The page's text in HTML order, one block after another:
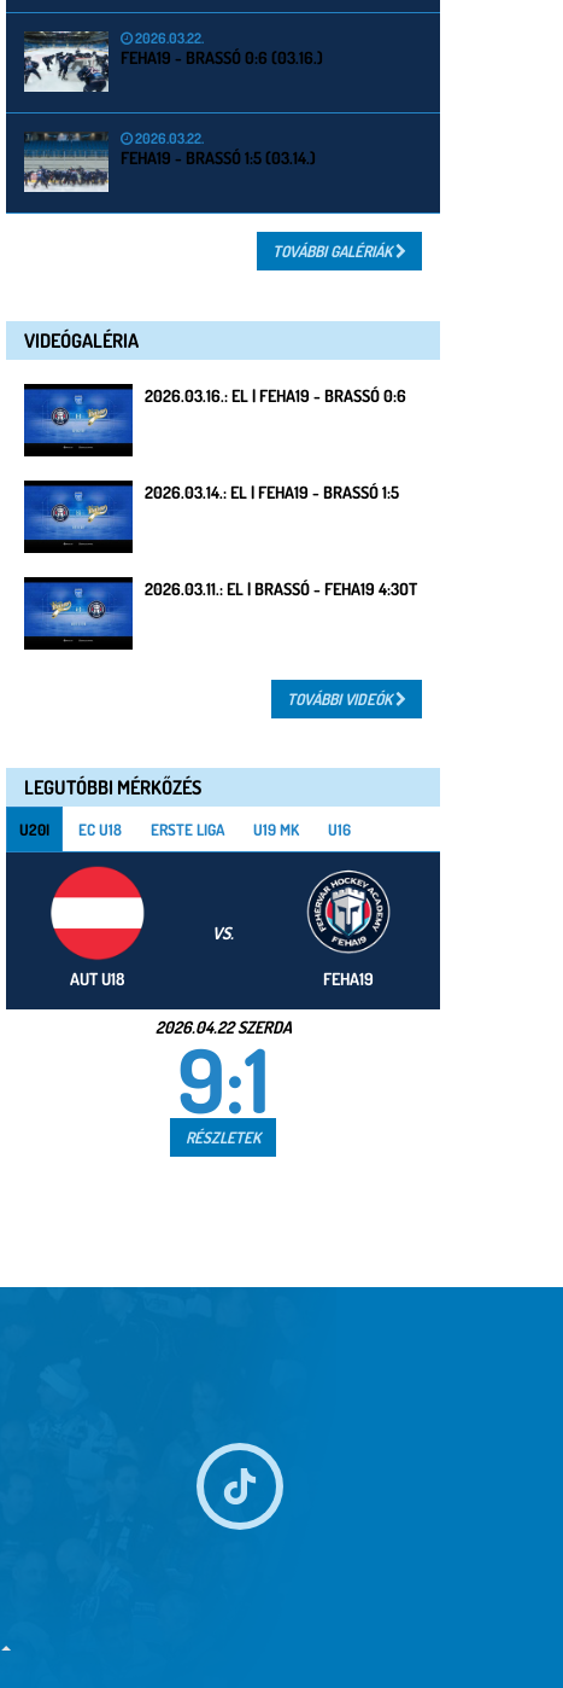
2026.03.22.
FEHA19 - BRASSÓ 0:6 (03.16.)
2026.03.22.
FEHA19 - BRASSÓ 1:5 (03.14.)
TOVÁBBI GALÉRIÁK
VIDEÓGALÉRIA
2026.03.16.: EL | FEHA19 - BRASSÓ 0:6
2026.03.14.: EL | FEHA19 - BRASSÓ 1:5
2026.03.11.: EL | BRASSÓ - FEHA19 4:3OT
TOVÁBBI VIDEÓK
LEGUTÓBBI MÉRKŐZÉS
U20I EC U18 ERSTE LIGA U19 MK U16
AUT U18
VS.
FEHA19
2026.04.22 SZERDA
9:1
RÉSZLETEK